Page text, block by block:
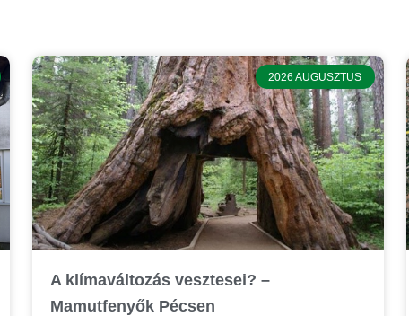
2026 AUGUSZTUS
A klímaváltozás vesztesei? –
Mamutfenyők Pécsen